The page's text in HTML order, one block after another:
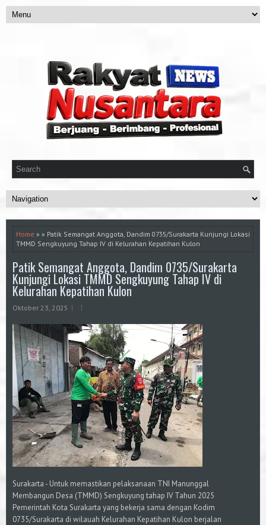
Home » » Patik Semangat Anggota, Dandim 0735/Surakarta Kunjungi Lokasi
TMMD Sengkuyung Tahap IV di Kelurahan Kepatihan Kulon
Patik Semangat Anggota, Dandim 0735/Surakarta
Kunjungi Lokasi TMMD Sengkuyung Tahap IV di
Kelurahan Kepatihan Kulon
Oktober 23, 2025
Surakarta - Untuk memastikan pelaksanaan TNI Manunggal
Membangun Desa (TMMD) Sengkuyung tahap IV Tahun 2025
Pemerintah Kota Surakarta yang bekerja sama dengan Kodim
0735/Surakarta di wilauah Kelurahan Kepatihan Kulon berjalan